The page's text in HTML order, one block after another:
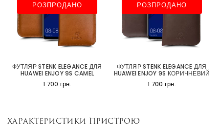
РОЗПРОДАНО
ФУТЛЯР STENK ELEGANCE ДЛЯ
HUAWEI ENJOY 9S CAMEL
1 700 грн.
РОЗПРОДАНО
ФУТЛЯР STENK ELEGANCE ДЛЯ
HUAWEI ENJOY 9S КОРИЧНЕВИЙ
1 700 грн.
Характеристики пристрою